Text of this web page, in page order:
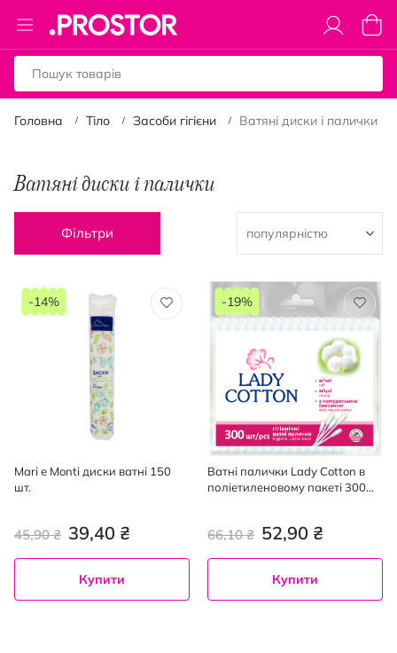
Toggle
Nav
Кошик
Головна Тіло Засоби гігієни Ватяні диски і палички
Ватяні диски і палички
Фільтри
Mari e Monti диски ватні 150
шт.
39,40 ₴
45,90 ₴
-14%
Купити
Ватні палички Lady Cotton в
поліетиленовому пакеті 300
52,90 ₴
66,10 ₴
-19%
Купити